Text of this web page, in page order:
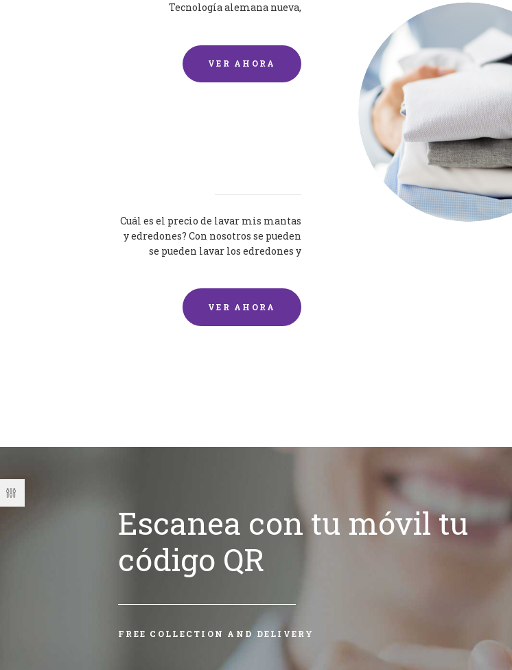
Tecnología alemana nueva,
VER AHORA
Cuál es el precio de lavar mis mantas
y edredones? Con nosotros se pueden
se pueden lavar los edredones y
VER AHORA
Escanea con tu móvil tu
código QR
FREE COLLECTION AND DELIVERY